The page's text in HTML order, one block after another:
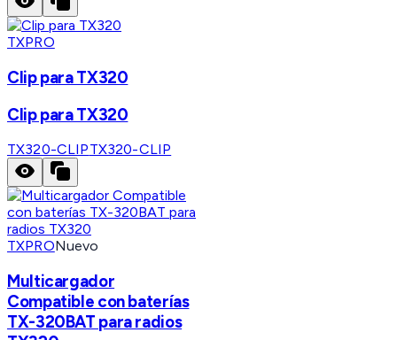
TXPRO
Clip para TX320
Clip para TX320
TX320-CLIPTX320-CLIP
TXPRONuevo
Multicargador
Compatible con baterías
TX-320BAT para radios